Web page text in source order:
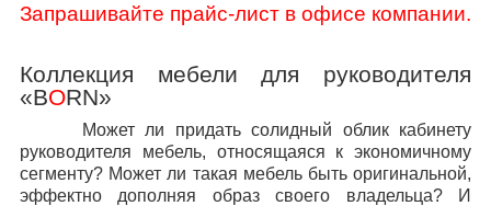
Запрашивайте прайс-лист в офисе компании.
Коллекция мебели для руководителя
«BORN»
Может ли придать солидный облик кабинету
руководителя мебель, относящаяся к экономичному
сегменту? Может ли такая мебель быть оригинальной,
эффектно дополняя образ своего владельца? И